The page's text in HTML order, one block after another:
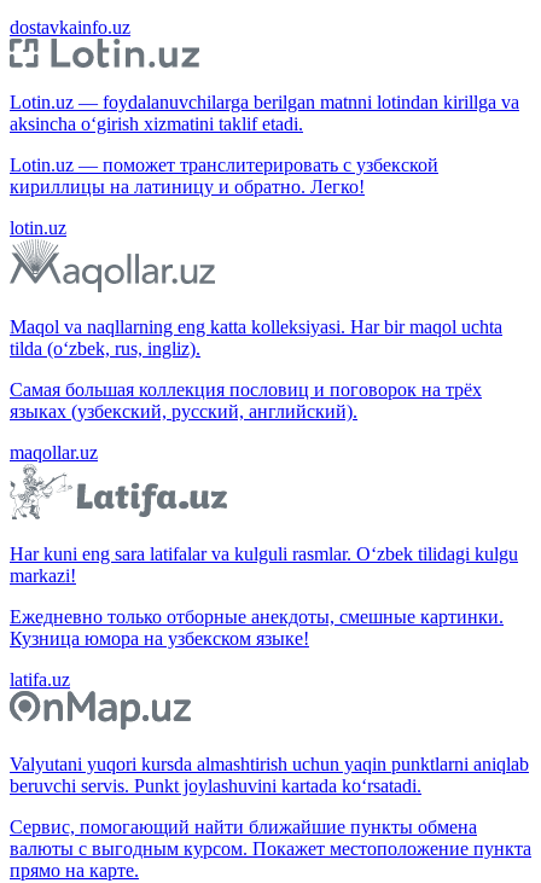
dostavkainfo.uz
Lotin.uz — foydalanuvchilarga berilgan matnni lotindan kirillga va
aksincha o‘girish xizmatini taklif etadi.
Lotin.uz — поможет транслитерировать с узбекской
кириллицы на латиницу и обратно. Легко!
lotin.uz
Maqol va naqllarning eng katta kolleksiyasi. Har bir maqol uchta
tilda (o‘zbek, rus, ingliz).
Самая большая коллекция пословиц и поговорок на трёх
языках (узбекский, русский, английский).
maqollar.uz
Har kuni eng sara latifalar va kulguli rasmlar. O‘zbek tilidagi kulgu
markazi!
Ежедневно только отборные анекдоты, смешные картинки.
Кузница юмора на узбекском языке!
latifa.uz
Valyutani yuqori kursda almashtirish uchun yaqin punktlarni aniqlab
beruvchi servis. Punkt joylashuvini kartada ko‘rsatadi.
Сервис, помогающий найти ближайшие пункты обмена
валюты с выгодным курсом. Покажет местоположение пункта
прямо на карте.